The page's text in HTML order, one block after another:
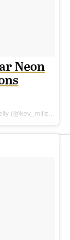
Neon
Una publicación compartida de Miles Kennelly (@kev_millz) el